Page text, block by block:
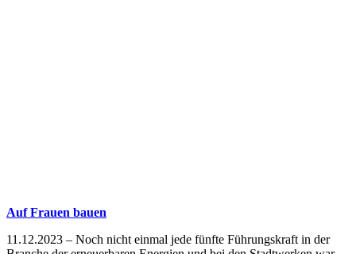
Auf Frauen bauen
11.12.2023 – Noch nicht einmal jede fünfte Führungskraft in der